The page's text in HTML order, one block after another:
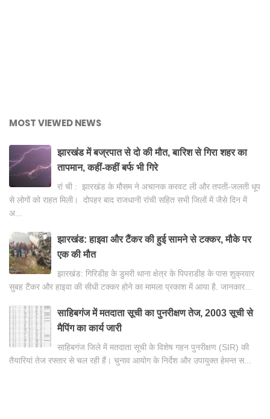
MOST VIEWED NEWS
झारखंड में बज्रपात से दो की मौत, बारिश से गिरा शहर का
तापमान, कहीं-कहीं बर्फ भी गिरे
रां ची : झारखंड के मौसम ने अचानक करवट ली और तपती-जलती धूप
से लोगों को राहत मिली। दोपहर बाद राजधानी रांची सहित सभी जिलों में जैसे दिन में
अ...
झारखंड: हाइवा और टैंकर की हुई सामने से टक्कर, मौके पर
एक की मौत
झारखंड: गिरिडीह के डुमरी थाना क्षेत्र के पिपराडीह के पास शुक्रवार
सुबह टैंकर और हाइवा की सीधी टक्कर होने का मामला प्रकाश में आया है. जानकार...
साहिबगंज में मतदाता सूची का पुनरीक्षण तेज, 2003 सूची से
मैपिंग का कार्य जारी
साहिबगंज जिले में मतदाता सूची के विशेष गहन पुनरीक्षण (SIR) की
तैयारियां तेज रफ्तार से चल रही हैं। चुनाव आयोग के निर्देश और उपायुक्त हेमन्त स...